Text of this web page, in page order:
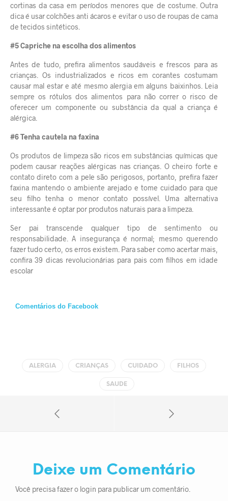
cortinas da casa em períodos menores que de costume. Outra
dica é usar colchões anti ácaros e evitar o uso de roupas de cama
de tecidos sintéticos.
#5 Capriche na escolha dos alimentos
Antes de tudo, prefira alimentos saudáveis e frescos para as
crianças. Os industrializados e ricos em corantes costumam
causar mal estar e até mesmo alergia em alguns baixinhos. Leia
sempre os rótulos dos alimentos para não correr o risco de
oferecer um componente ou substância da qual a criança é
alérgica.
#6 Tenha cautela na faxina
Os produtos de limpeza são ricos em substâncias químicas que
podem causar reações alérgicas nas crianças. O cheiro forte e
contato direto com a pele são perigosos, portanto, prefira fazer
faxina mantendo o ambiente arejado e tome cuidado para que
seu filho tenha o menor contato possível. Uma alternativa
interessante é optar por produtos naturais para a limpeza.
Ser pai transcende qualquer tipo de sentimento ou
responsabilidade. A insegurança é normal; mesmo querendo
fazer tudo certo, os erros existem. Para saber como acertar mais,
confira 39 dicas revolucionárias para pais com filhos em idade
escolar
Comentários do Facebook
ALERGIA CRIANÇAS CUIDADO FILHOS
SAUDE
Deixe um Comentário
Você precisa fazer o login para publicar um comentário.